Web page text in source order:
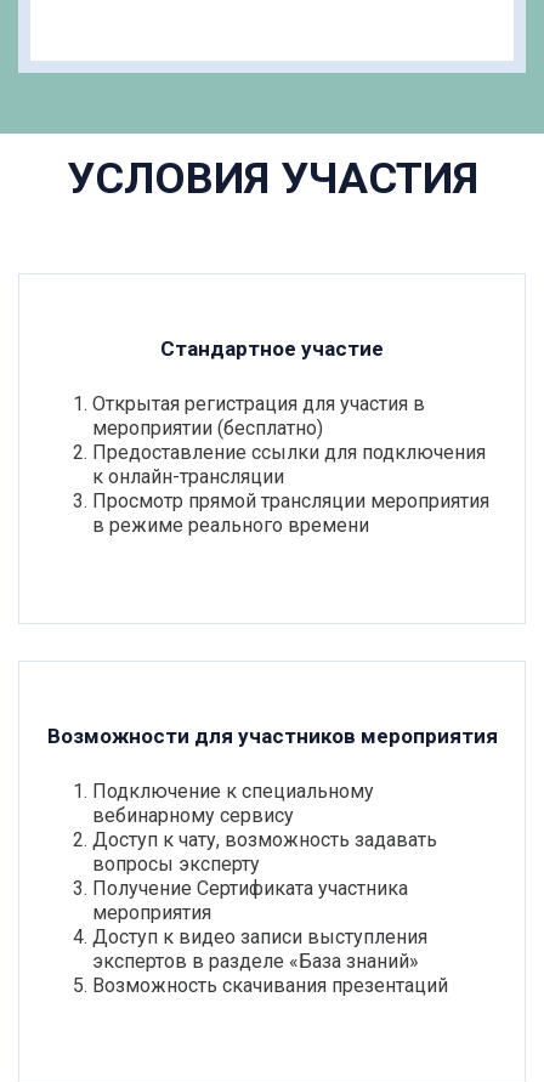
УСЛОВИЯ УЧАСТИЯ
Стандартное участие
Открытая регистрация для участия в
мероприятии (бесплатно)
Предоставление ссылки для подключения
к онлайн-трансляции
Просмотр прямой трансляции мероприятия
в режиме реального времени
Возможности для участников мероприятия
Подключение к специальному
вебинарному сервису
Доступ к чату, возможность задавать
вопросы эксперту
Получение Сертификата участника
мероприятия
Доступ к видео записи выступления
экспертов в разделе «База знаний»
Возможность скачивания презентаций